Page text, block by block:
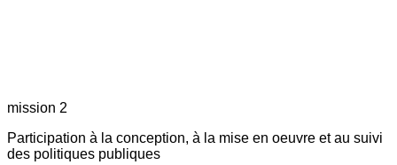
mission 2
Participation à la conception, à la mise en oeuvre et au suivi
des politiques publiques